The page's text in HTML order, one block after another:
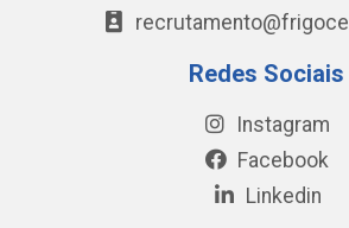
Redes Sociais
Instagram
Facebook
Linkedin